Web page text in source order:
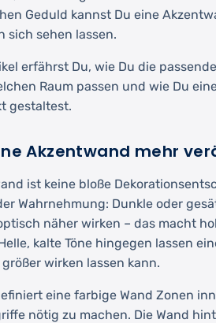
Geduld kannst Du eine
sich sehen lassen.
erfährst Du, wie Du die
Raum passen und wie Du
gestaltest.
Akzentwand mehr
ist keine bloße
Wahrnehmung: Dunkle oder
näher wirken – das macht
kalte Töne hingegen lassen
wirken lassen kann.
eine farbige Wand Zonen
nötig zu machen. Die Wand